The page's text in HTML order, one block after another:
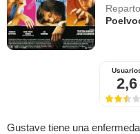
Reparto
2,6
Gustave tiene una